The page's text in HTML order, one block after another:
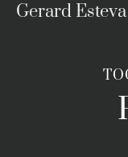
Gerard Esteva